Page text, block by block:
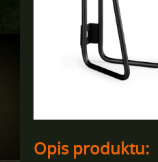
Opis produktu: